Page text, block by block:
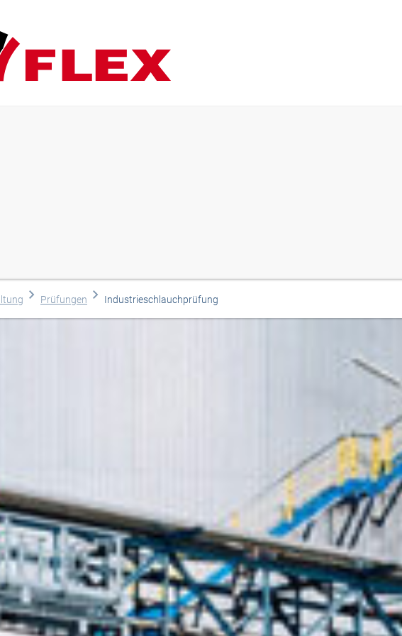
Prüfungen Industrieschlauchprüfung
Africa
North America
895
8:00 - 18:00
8:00 - 13:00
sind ausgenommen
Oder
Nehmen
Kontakt
Hilfe und
Finden